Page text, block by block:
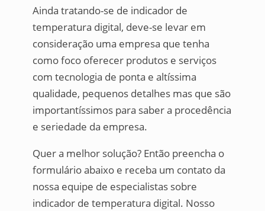
Ainda tratando-se de indicador de
temperatura digital, deve-se levar em
consideração uma empresa que tenha
como foco oferecer produtos e serviços
com tecnologia de ponta e altíssima
qualidade, pequenos detalhes mas que são
importantíssimos para saber a procedência
e seriedade da empresa.
Quer a melhor solução? Então preencha o
formulário abaixo e receba um contato da
nossa equipe de especialistas sobre
indicador de temperatura digital. Nosso